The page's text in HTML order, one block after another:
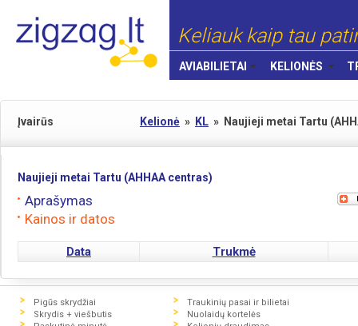
Keliauk kaip tau
AVIABILIETAI KELIONĖS
Įvairūs Kelionė » KL » Naujieji metai Tartu
Naujieji metai Tartu (AHHAA centras)
Aprašymas
Kainos ir datos
Data Trukmė
Pigūs skrydžiai
Skrydis + viešbutis
Traukinių pasai ir bilietai
Nuolaidų kortelės